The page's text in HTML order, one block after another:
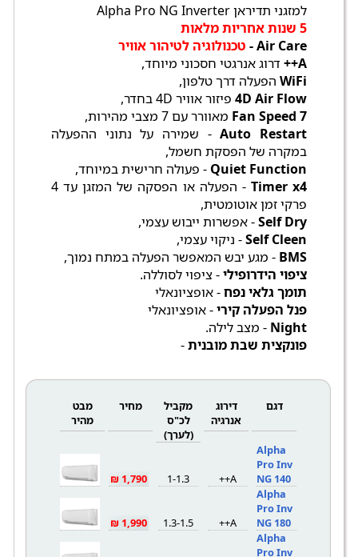
למזגני תדיראן Alpha Pro NG Inverter
5 שנות אחריות מלאות
Air Care -
טכנולוגיה לטיהור אוויר
A++
דרוג אנרגטי חסכוני מיוחד,
WiFi הפעלה דרך טלפון,
4D Air Flow פיזור אוויר 4D בחדר,
7 Fan Speed
מאוורר עם 7 מצבי מהירות,
Auto Restart- שמירה על נתוני ההפעלה
במקרה של הפסקת חשמל,
Quiet Function - פעולה חרישית במיוחד,
Timer x4
- הפעלה או הפסקה של המזגן עד 4
פרקי זמן אוטומטית,
Self Dry- אפשרות ייבוש עצמי,
Self Cleen- ניקוי עצמי,
BMS - מגע יבש המאפשר הפעלה במתח נמוך,
ציפוי הידרופילי- ציפוי לסוללה.
תומך גלאי נפח- אופציונאלי
פנל הפעלה קירי- אופציונאלי
Night - מצב לילה.
פונקצית שבת מובנית-
דגם
דירוג
אנרגיה
מקביל
לכ"ס
(לערך)
מחיר
מבט
מהיר
Alpha
Pro Inv
NG 140
A++
1-1.3
1,790 ₪
Alpha
Pro Inv
NG 180
A++
1.3-1.5
1,990 ₪
Alpha
Pro Inv